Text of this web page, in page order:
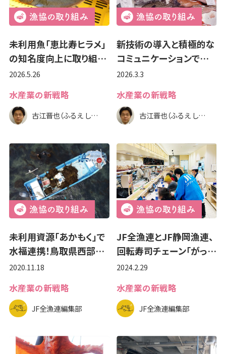
未利用魚「恵比寿ヒラメ」
の知名度向上に取り組…
2026.5.26
水産業の新戦略
古江晋也（ふるえ しんや）
新技術の導入と積極的な
コミュニケーションで…
2026.3.3
水産業の新戦略
古江晋也（ふるえ しんや）
未利用資源「あかもく」で
水福連携！鳥取県西部…
2020.11.18
水産業の新戦略
JF全漁連編集部
JF全漁連とJF静岡漁連、
回転寿司チェーン「がっ…
2024.2.29
水産業の新戦略
JF全漁連編集部